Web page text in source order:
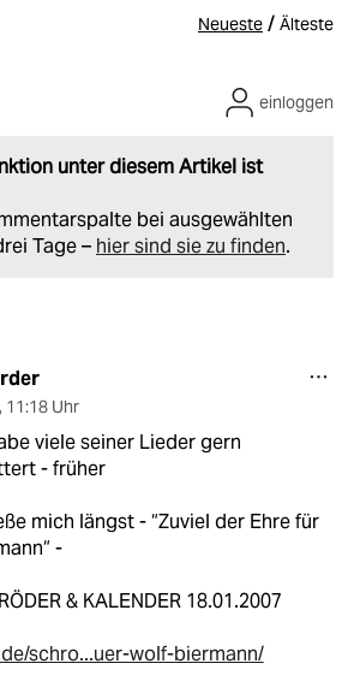
Neueste / Älteste
unter diesem Artikel ist
bei ausgewählten
Tage – hier sind sie zu finden.
einloggen
, 11:18 Uhr
viele seiner Lieder gern
- früher
mich längst - “Zuviel der Ehre für
-
& KALENDER 18.01.2007
schro...uer-wolf-biermann/